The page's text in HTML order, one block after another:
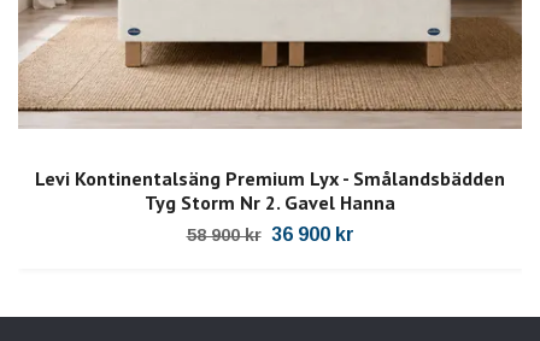
Levi Kontinentalsäng Premium Lyx - Smålandsbädden
Tyg Storm Nr 2. Gavel Hanna
58 900 kr 36 900 kr